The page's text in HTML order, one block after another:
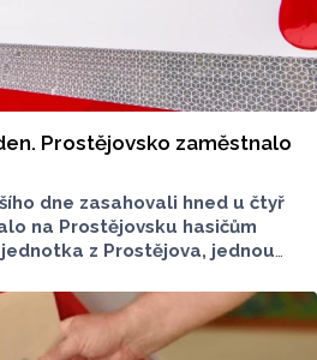
Prostějovsko zaměstnalo
dne zasahovali hned u čtyř
na Prostějovsku hasičům
z Prostějova, jednou
bez zranění osob.